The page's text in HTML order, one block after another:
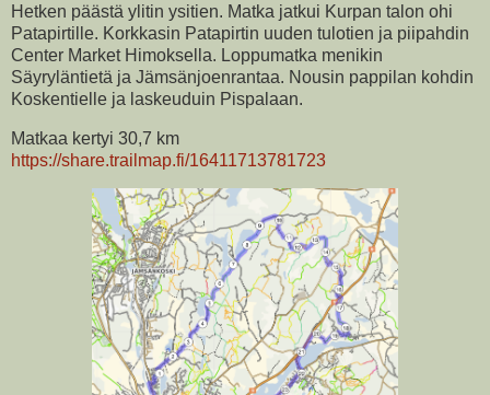
Hetken päästä ylitin ysitien. Matka jatkui Kurpan talon ohi
Patapirtille. Korkkasin Patapirtin uuden tulotien ja piipahdin
Center Market Himoksella. Loppumatka menikin
Säyryläntietä ja Jämsänjoenrantaa. Nousin pappilan kohdin
Koskentielle ja laskeuduin Pispalaan.
Matkaa kertyi 30,7 km
https://share.trailmap.fi/16411713781723